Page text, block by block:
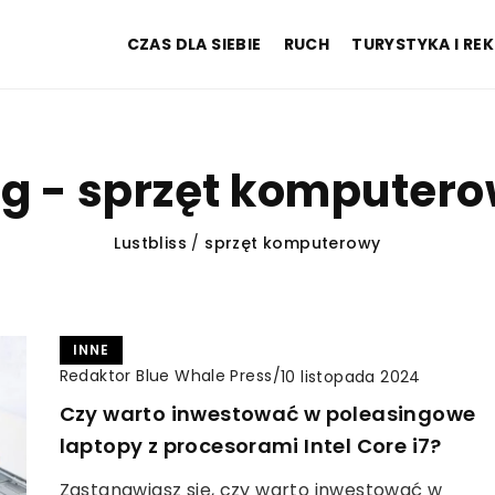
CZAS DLA SIEBIE RUCH TURYSTYKA I
- sprzęt
Lustbliss / sprzęt komputerowy
INNE
Redaktor Blue Whale Press/10 listopada 2024
Czy warto inwestować w poleasingowe
laptopy z procesorami Intel Core i7?